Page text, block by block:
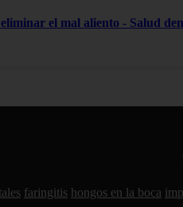
el mal aliento - Salud
faringitis hongos en la boca